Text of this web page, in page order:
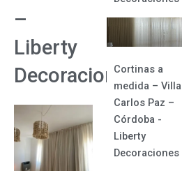
–
Liberty
DecoracionesCortinas a
medida – Villa
Carlos Paz –
Córdoba -
Liberty
Decoraciones